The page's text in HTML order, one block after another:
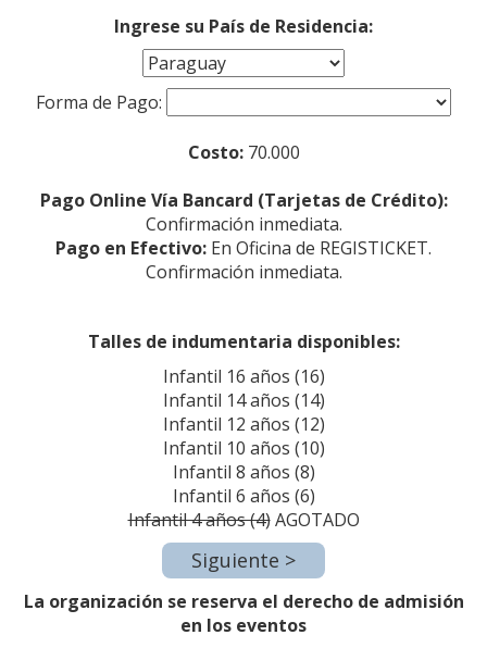
Ingrese su País de Residencia:
Forma de Pago:
Costo:70.000
Pago Online Vía Bancard (Tarjetas de Crédito):
Confirmación inmediata.
Pago en Efectivo: En Oficina de REGISTICKET.
Confirmación inmediata.
Talles de indumentaria disponibles:
Infantil 16 años (16)
Infantil 14 años (14)
Infantil 12 años (12)
Infantil 10 años (10)
Infantil 8 años (8)
Infantil 6 años (6)
Infantil 4 años (4)AGOTADO
La organización se reserva el derecho de admisión
en los eventos